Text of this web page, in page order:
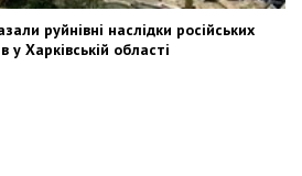
руйнівні наслідки російських
у Харківській області